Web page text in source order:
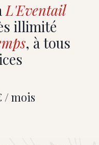
L'Eventail
illimité
, à tous
/ mois